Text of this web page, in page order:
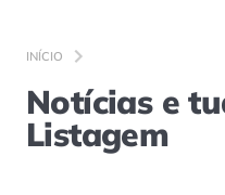
INÍCIO
Notícias e
Listagem